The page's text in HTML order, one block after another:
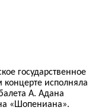
государственное
исполняла
А. Адана
«Шопениана».